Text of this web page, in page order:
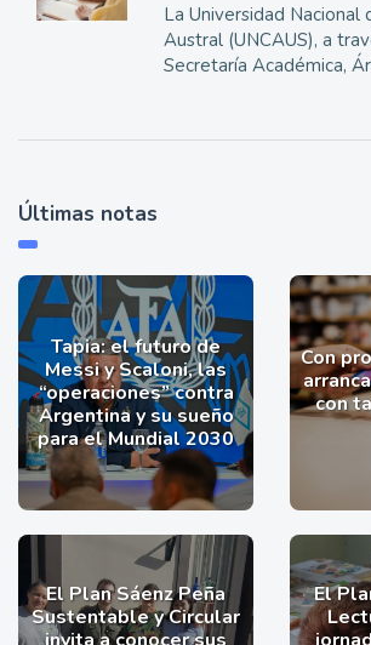
La Universidad Nacional
Austral (UNCAUS), a
Secretaría Académica,
Últimas notas
Tapia: el futuro de
Messi y Scaloni, las
“operaciones” contra
Argentina y su sueño
para el Mundial 2030
Con
con
El Plan Sáenz Peña
Sustentable y Circular
El